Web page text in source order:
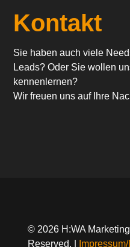
Kontakt
Sie haben auch viele
Leads? Oder Sie wollen
kennenlernen?
Wir freuen uns auf Ihre
© 2026 H:WA
Reserved. |